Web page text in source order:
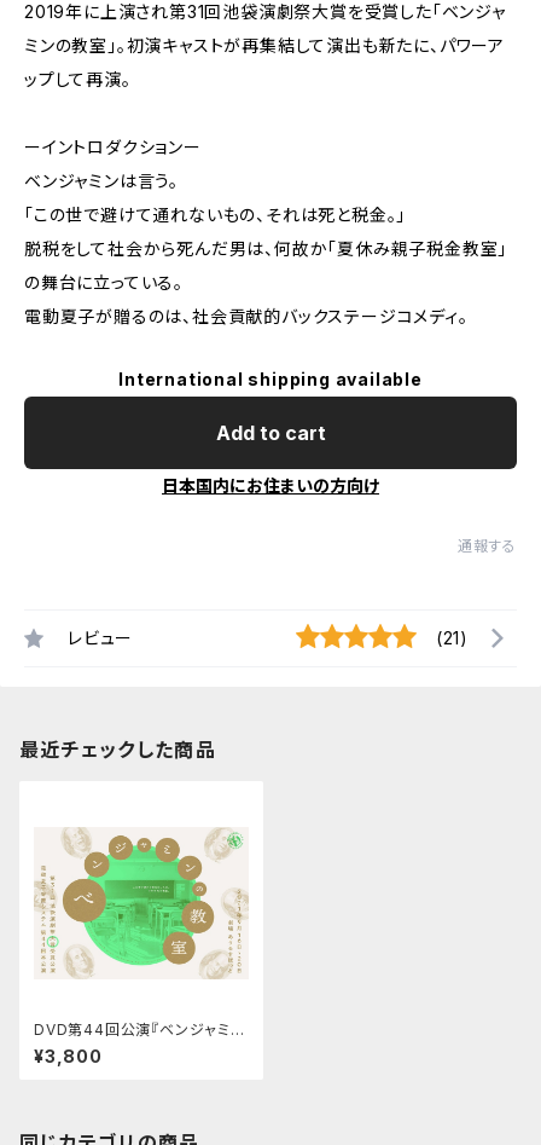
2019年に上演され第31回池袋演劇祭大賞を受賞した「ベンジャ
ミンの教室」。初演キャストが再集結して演出も新たに、パワーア
ップして再演。
ーイントロダクションー
ベンジャミンは言う。
「この世で避けて通れないもの、それは死と税金。」
脱税をして社会から死んだ男は、何故か「夏休み親子税金教室」
の舞台に立っている。
電動夏子が贈るのは、社会貢献的バックステージコメディ。
International shipping available
Add to cart
日本国内にお住まいの方向け
通報する
レビュー (21)
最近チェックした商品
DVD第44回公演『ベンジャミン
の教室』
¥3,800